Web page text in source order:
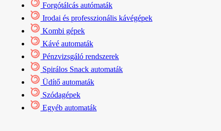
Forgótálcás autómaták
Irodai és professzionális kávégépek
Kombi gépek
Kávé automaták
Pénzvizsgáló rendszerek
Spirálos Snack automaták
Üdítő automaták
Szódagépek
Egyéb automaták